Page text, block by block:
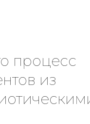
процесс
из